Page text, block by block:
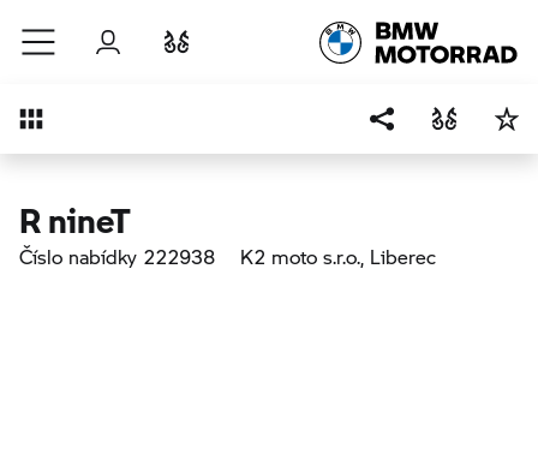
Přejít na hlavní obsah
Přihlášení
Přehled
R nineT
Číslo nabídky 222938 K2 moto s.r.o., Liberec